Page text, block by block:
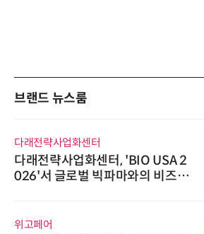
브랜드 뉴스룸
다래전략사업화센터
다래전략사업화센터, 'BIO USA 2
026'서 글로벌 빅파마와의 비즈니
위고페어